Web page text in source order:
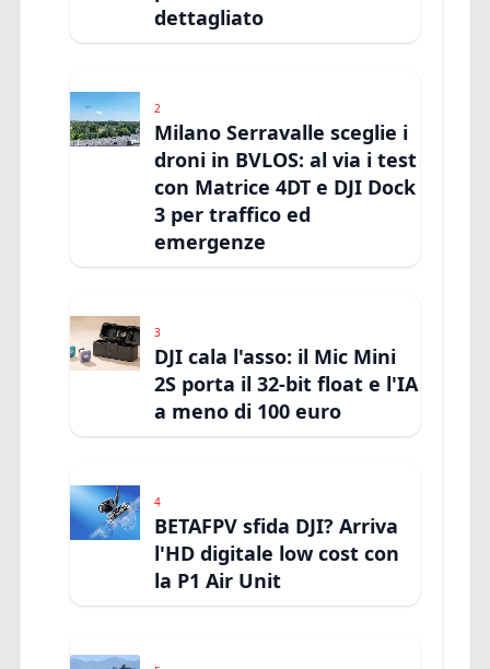
dettagliato
2
Milano Serravalle sceglie i
droni in BVLOS: al via i test
con Matrice 4DT e DJI Dock
3 per traffico ed
emergenze
3
DJI cala l'asso: il Mic Mini
2S porta il 32-bit float e l'IA
a meno di 100 euro
4
BETAFPV sfida DJI? Arriva
l'HD digitale low cost con
la P1 Air Unit